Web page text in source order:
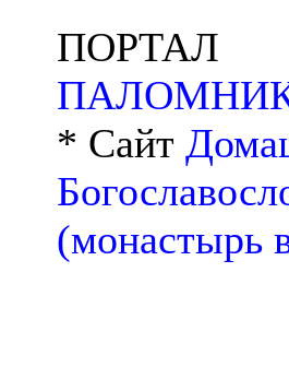
ПОРТАЛ
* Сайт
(монастырь